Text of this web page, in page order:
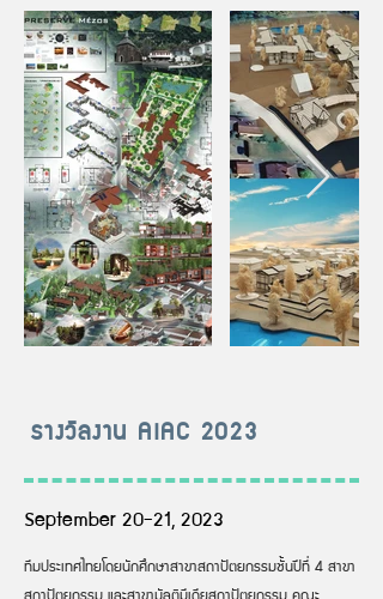
รางวัลงาน AIAC 2023
September 20-21, 2023
ทีมประเทศไทยโดยนักศึกษาสาขาสถาปัตยกรรมชั้นปีที่ 4 สาขา
สถาปัตยกรรม และสาขามัลติมีเดียสถาปัตยกรรม คณะ